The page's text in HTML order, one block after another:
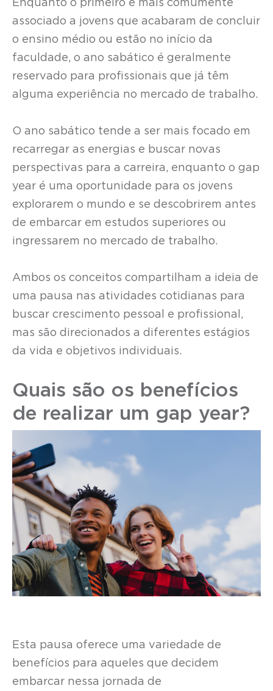
Enquanto o primeiro é mais comumente
associado a jovens que acabaram de concluir
o ensino médio ou estão no início da
faculdade, o ano sabático é geralmente
reservado para profissionais que já têm
alguma experiência no mercado de trabalho.
O ano sabático tende a ser mais focado em
recarregar as energias e buscar novas
perspectivas para a carreira, enquanto o gap
year é uma oportunidade para os jovens
explorarem o mundo e se descobrirem antes
de embarcar em estudos superiores ou
ingressarem no mercado de trabalho.
Ambos os conceitos compartilham a ideia de
uma pausa nas atividades cotidianas para
buscar crescimento pessoal e profissional,
mas são direcionados a diferentes estágios
da vida e objetivos individuais.
Quais são os benefícios
de realizar um gap year?
Esta pausa oferece uma variedade de
benefícios para aqueles que decidem
embarcar nessa jornada de